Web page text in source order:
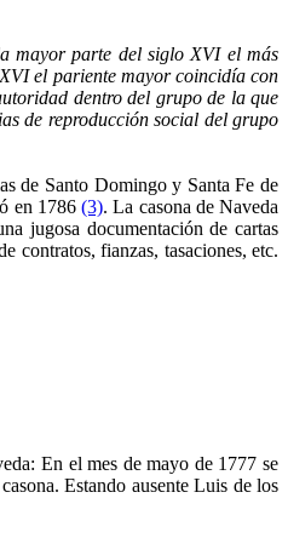
mayor parte del siglo XVI el más
el pariente mayor coincidía con
dentro del grupo de la que
de reproducción social del grupo
de Santo Domingo y Santa Fe de
en 1786(3). La casona de Naveda
jugosa documentación de cartas
contratos, fianzas, tasaciones, etc.
En el mes de mayo de 1777 se
Estando ausente Luis de los